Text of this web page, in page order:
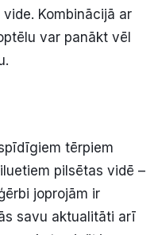
Kombinācijā ar
var panākt vēl
tērpiem
pilsētas vidē –
joprojām ir
savu aktualitāti arī